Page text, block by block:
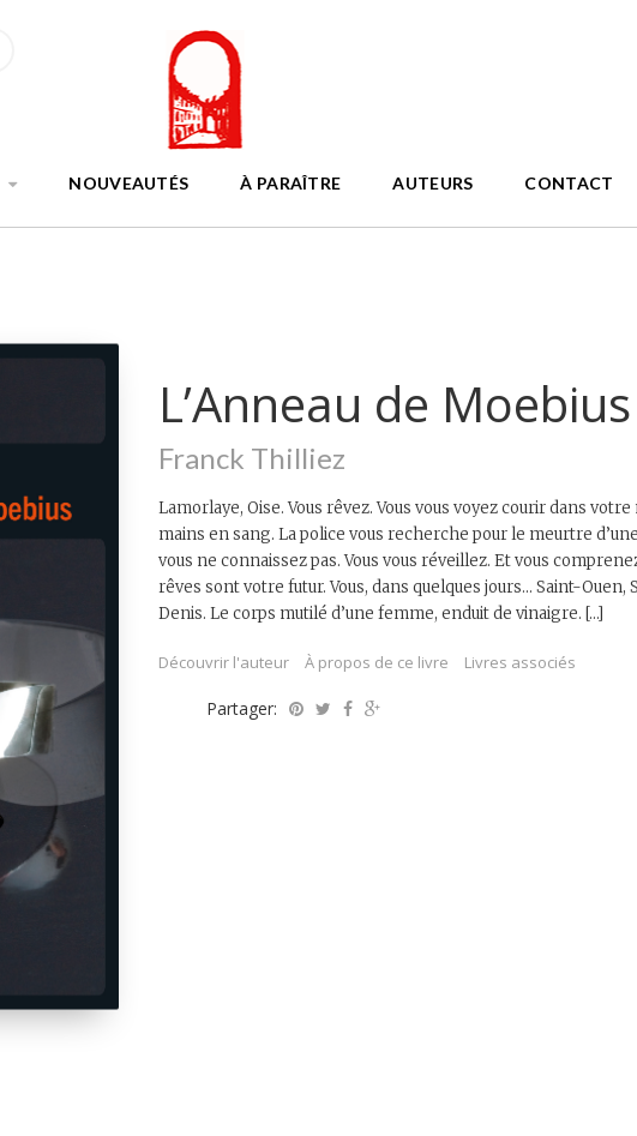
NOUVEAUTÉS À PARAÎTRE AUTEURS CONTACT
L’Anneau de Moebius
Franck Thilliez
Lamorlaye, Oise. Vous rêvez. Vous vous voyez courir dans votre
mains en sang. La police vous recherche pour le meurtre
vous ne connaissez pas. Vous vous réveillez. Et vous
rêves sont votre futur. Vous, dans quelques jours… Saint-Ouen,
Denis. Le corps mutilé d’une femme, enduit de vinaigre. […]
Découvrir l'auteur À propos de ce livre Livres associés
Partager: